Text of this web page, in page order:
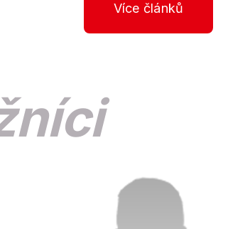
Více článků